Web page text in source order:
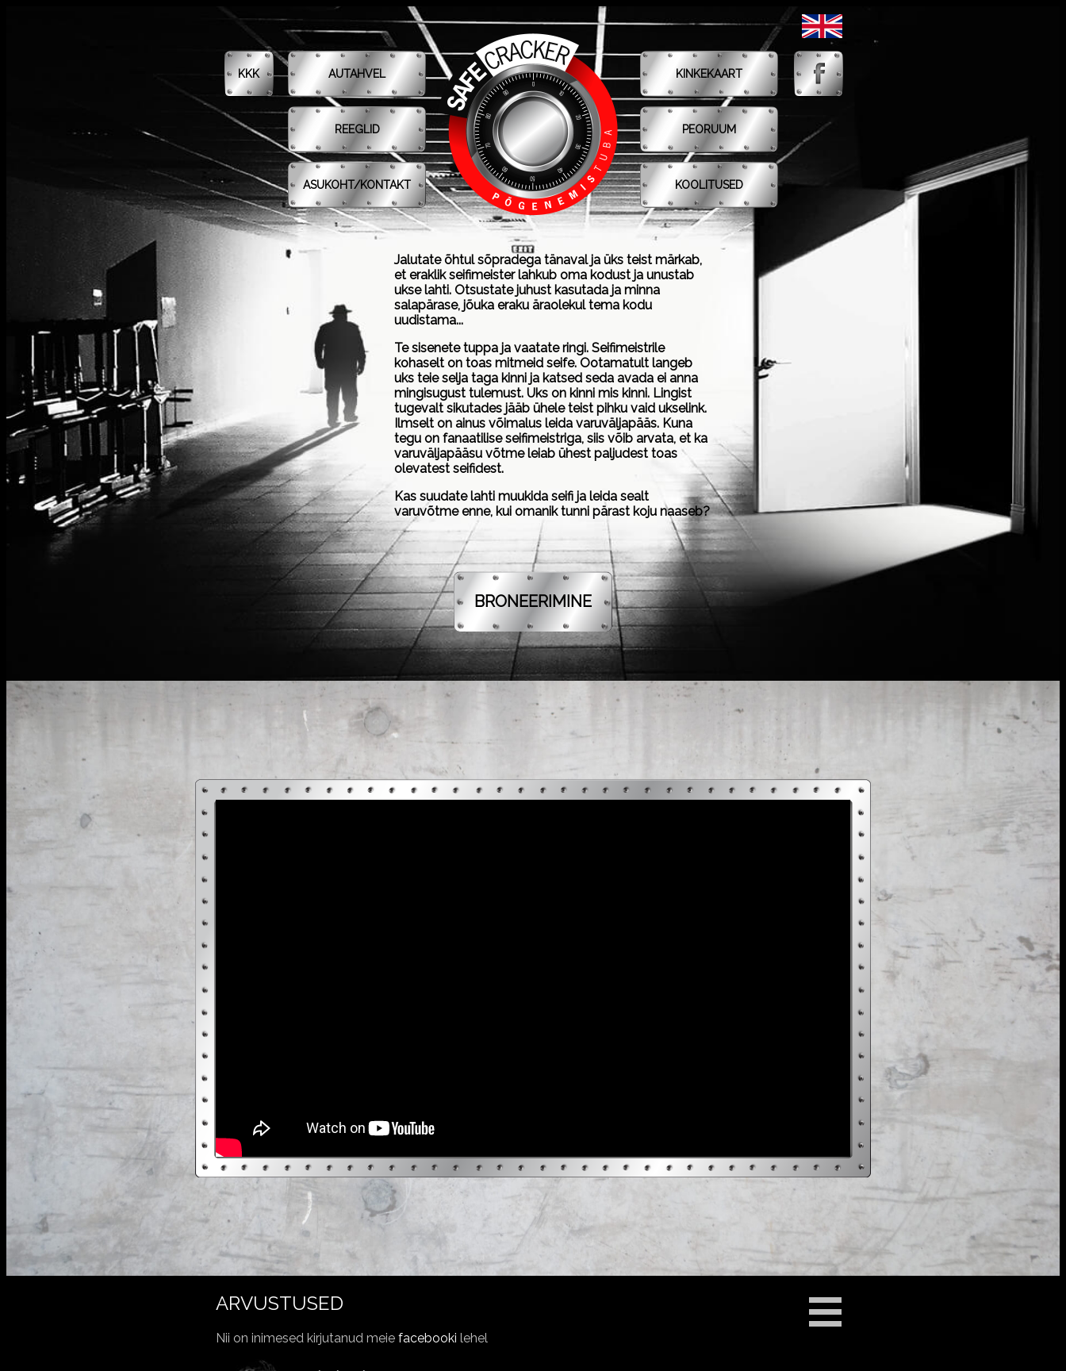
Jalutate õhtul sõpradega tänaval ja üks teist märkab,
et eraklik seifimeister lahkub oma kodust ja unustab
ukse lahti. Otsustate juhust kasutada ja minna
salapärase, jõuka eraku äraolekul tema kodu
uudistama...
Te sisenete tuppa ja vaatate ringi. Seifimeistrile
kohaselt on toas mitmeid seife. Ootamatult langeb
uks teie selja taga kinni ja katsed seda avada ei anna
mingisugust tulemust. Uks on kinni mis kinni. Lingist
tugevalt sikutades jääb ühele teist pihku vaid ukselink.
Ilmselt on ainus võimalus leida varuväljapääs. Kuna
tegu on fanaatilise seifimeistriga, siis võib arvata, et ka
varuväljapääsu võtme leiab ühest paljudest toas
olevatest seifidest.
Kas suudate lahti muukida seifi ja leida sealt
varuvõtme enne, kui omanik tunni pärast koju naaseb?
ARVUSTUSED
Nii on inimesed kirjutanud meie facebooki lehel